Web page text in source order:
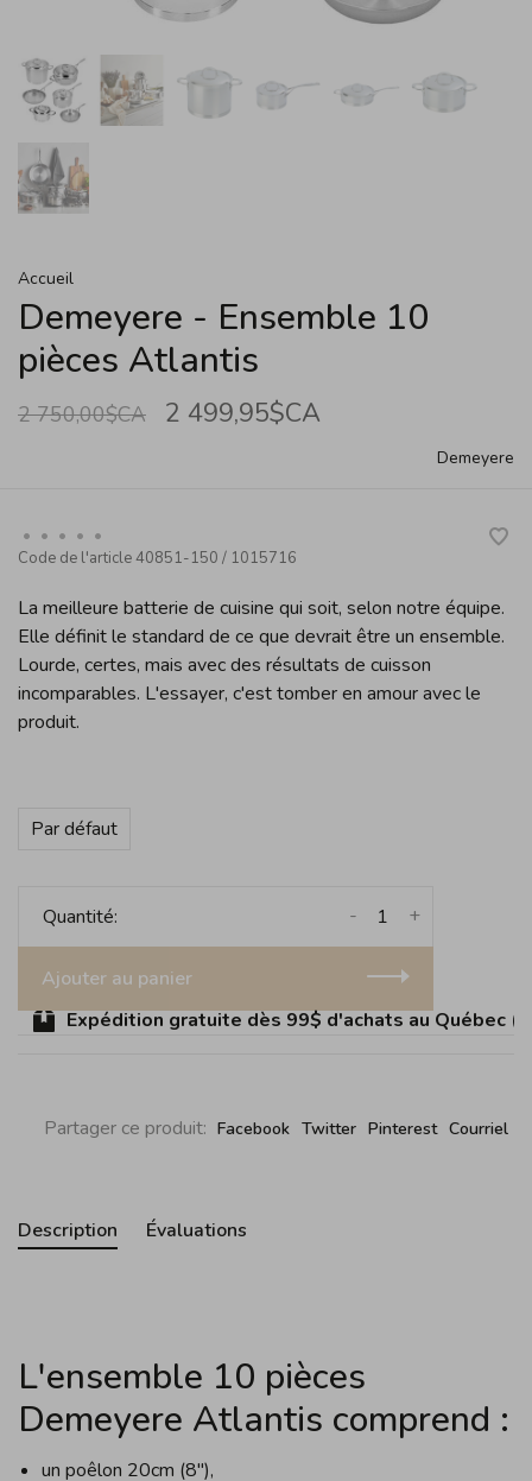
Accueil
Demeyere - Ensemble 10
pièces Atlantis
2 750,00$CA 2 499,95$CA
Demeyere
• • • • •
Code de l'article40851-150 / 1015716
La meilleure batterie de cuisine qui soit, selon notre équipe.
Elle définit le standard de ce que devrait être un ensemble.
Lourde, certes, mais avec des résultats de cuisson
incomparables. L'essayer, c'est tomber en amour avec le
produit.
Par défaut
Quantité: +
-
Ajouter au panier
Expédition gratuite dès 99$ d'achats au Québec
Partager ce produit: Facebook Twitter Pinterest Courriel
Description Évaluations
L'ensemble 10 pièces
Demeyere Atlantis comprend :
un poêlon 20cm (8"),